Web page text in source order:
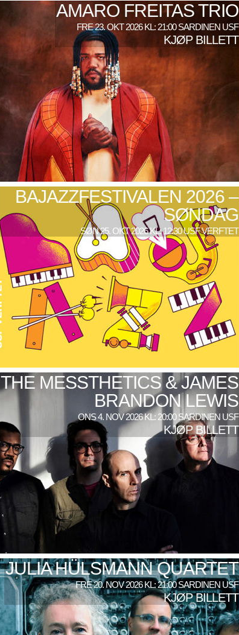
AMARO FREITAS TRIO
FRE 23. OKT 2026 KL: 21:00 SARDINEN USF
KJØP BILLETT
BAJAZZFESTIVALEN 2026 –
SØNDAG
SØN 25. OKT 2026 KL: 12:30 USF VERFTET
THE MESSTHETICS & JAMES
BRANDON LEWIS
ONS 4. NOV 2026 KL: 20:00 SARDINEN USF
KJØP BILLETT
JULIA HÜLSMANN QUARTET
FRE 20. NOV 2026 KL: 21:00 SARDINEN USF
KJØP BILLETT